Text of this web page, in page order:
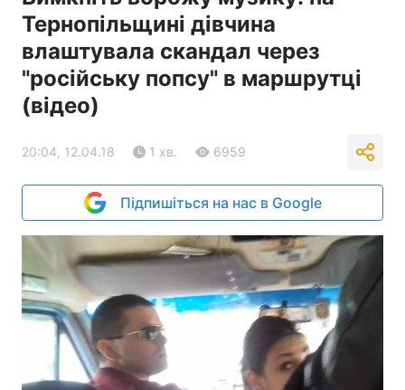
Тернопільщині дівчина
влаштувала скандал через
"російську попсу" в маршрутці
(відео)
20:04, 12.04.18 1 хв. 6959
Підпишіться на нас в Google